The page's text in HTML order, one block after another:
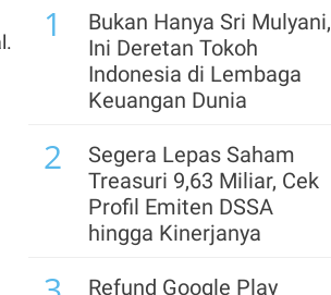
Pakistan Bentuk Pakta
Pertahanan di Tengah
Krisis Timur Tengah
Asing Net Buy Jumbo Rp
1,24 Triliun, Cek Saham
yang Banyak Diborong di
Akhir Pekan
Harga Emas Rebound ke
US$ 4.300, Analis
1
Bukan Hanya Sri Mulyani,
Ini Deretan Tokoh
Indonesia di Lembaga
Keuangan Dunia
2
Segera Lepas Saham
Treasuri 9,63 Miliar, Cek
Profil Emiten DSSA
hingga Kinerjanya
Refund Google Play